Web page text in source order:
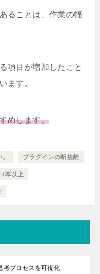
ることは、作業の幅
項目が増加したこと
ます。
めします。
プラグインの断捨離
本以上
考プロセスを可視化